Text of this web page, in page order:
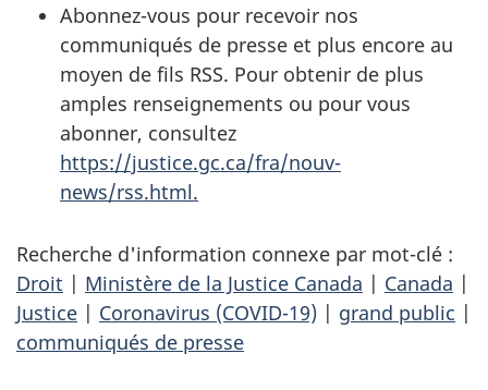
Abonnez-vous pour recevoir nos
communiqués de presse et plus encore au
moyen de fils RSS. Pour obtenir de plus
amples renseignements ou pour vous
abonner, consultez
https://justice.gc.ca/fra/nouv-
news/rss.html.
Recherche d'information connexe par mot-clé :
Droit | Ministère de la Justice Canada | Canada |
Justice | Coronavirus (COVID-19) | grand public |
communiqués de presse